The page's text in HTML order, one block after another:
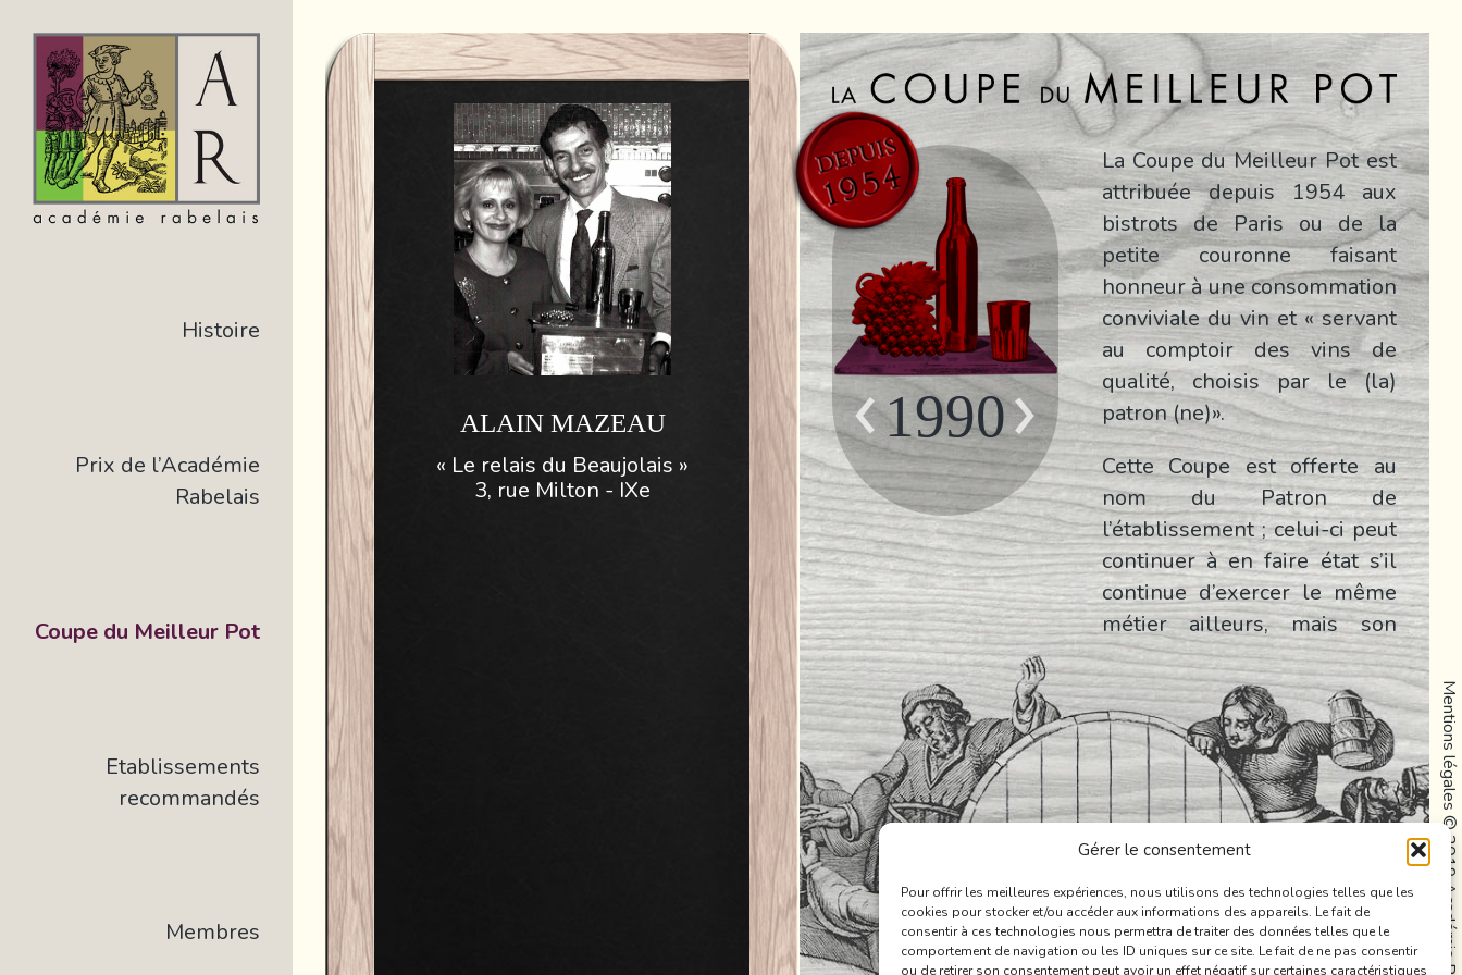
Gérer le consentement
Pour offrir les meilleures expériences, nous utilisons des technologies telles que les
cookies pour stocker et/ou accéder aux informations des appareils. Le fait de
consentir à ces technologies nous permettra de traiter des données telles que le
comportement de navigation ou les ID uniques sur ce site. Le fait de ne pas consentir
ou de retirer son consentement peut avoir un effet négatif sur certaines caractéristiques
Histoire
Prix de l’Académie
Rabelais
Coupe du Meilleur Pot
Etablissements
recommandés
Membres
ALAIN MAZEAU
« Le relais du Beaujolais »
3, rue Milton - IXe
1990
La Coupe du Meilleur Pot est
attribuée depuis 1954 aux
bistrots de Paris ou de la
petite couronne faisant
honneur à une consommation
conviviale du vin et « servant
au comptoir des vins de
qualité, choisis par le (la)
patron (ne)».
Cette Coupe est offerte au
nom du Patron de
l’établissement ; celui-ci peut
continuer à en faire état s’il
continue d’exercer le même
métier ailleurs, mais son
successeur n’y a pas droit.
La Coupe passe d’année en
année de mains en mains le
récipiendaire conservant un
diplôme, qui devient diplôme
vingt ans d’or après vingt-
cinq ans.
Mentions légales
© 2019 Académie Rabelais